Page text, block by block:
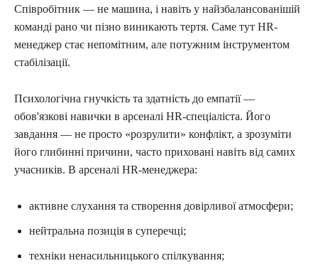
Співробітник — не машина, і навіть у найзбалансованішій
команді рано чи пізно виникають тертя. Саме тут HR-
менеджер стає непомітним, але потужним інструментом
стабілізації.
Психологічна гнучкість та здатність до емпатії —
обов'язкові навички в арсеналі HR-спеціаліста. Його
завдання — не просто «розрулити» конфлікт, а зрозуміти
його глибинні причини, часто приховані навіть від самих
учасників. В арсеналі HR-менеджера:
активне слухання та створення довірливої атмосфери;
нейтральна позиція в суперечці;
техніки ненасильницького спілкування;